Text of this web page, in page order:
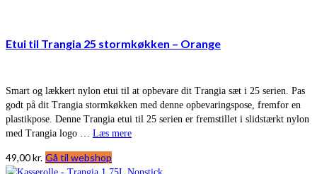
Etui til Trangia 25 stormkøkken – Orange
Smart og lækkert nylon etui til at opbevare dit Trangia sæt i 25 serien. Pas
godt på dit Trangia stormkøkken med denne opbevaringspose, fremfor en
plastikpose. Denne Trangia etui til 25 serien er fremstillet i slidstærkt nylon
med Trangia logo … Læs mere
49,00kr. Gå til webshop